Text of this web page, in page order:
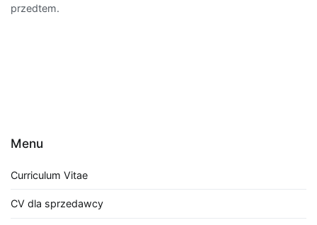
przedtem.
Menu
Curriculum Vitae
CV dla sprzedawcy